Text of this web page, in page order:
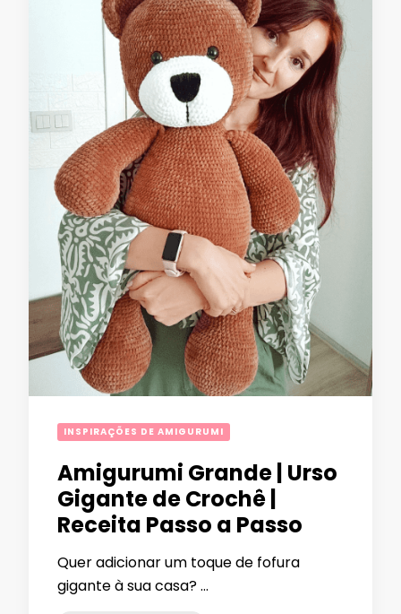
INSPIRAÇÕES DE AMIGURUMI
Amigurumi Grande | Urso
Gigante de Crochê |
Receita Passo a Passo
Quer adicionar um toque de fofura
gigante à sua casa? …